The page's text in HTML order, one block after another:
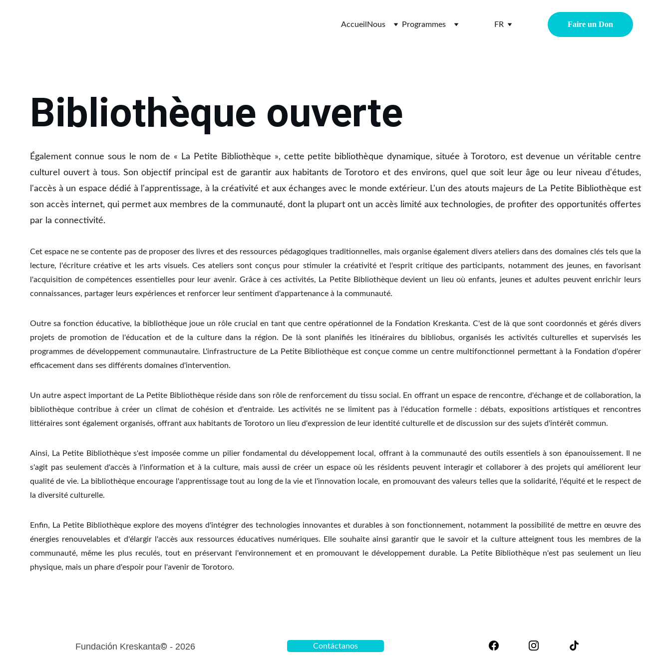
Accueil Nous Programmes FR Faire un Don
Bibliothèque ouverte
Également connue sous le nom de « La Petite Bibliothèque », cette petite bibliothèque dynamique, située à Torotoro, est devenue un véritable centre
culturel ouvert à tous. Son objectif principal est de garantir aux habitants de Torotoro et des environs, quel que soit leur âge ou leur niveau d'études,
l'accès à un espace dédié à l'apprentissage, à la créativité et aux échanges avec le monde extérieur. L'un des atouts majeurs de La Petite Bibliothèque est
son accès internet, qui permet aux membres de la communauté, dont la plupart ont un accès limité aux technologies, de profiter des opportunités offertes
par la connectivité.
Cet espace ne se contente pas de proposer des livres et des ressources pédagogiques traditionnelles, mais organise également divers ateliers dans des domaines clés tels que la
lecture, l'écriture créative et les arts visuels. Ces ateliers sont conçus pour stimuler la créativité et l'esprit critique des participants, notamment des jeunes, en favorisant
l'acquisition de compétences essentielles pour leur avenir. Grâce à ces activités, La Petite Bibliothèque devient un lieu où enfants, jeunes et adultes peuvent enrichir leurs
connaissances, partager leurs expériences et renforcer leur sentiment d'appartenance à la communauté.
Outre sa fonction éducative, la bibliothèque joue un rôle crucial en tant que centre opérationnel de la Fondation Kreskanta. C'est de là que sont coordonnés et gérés divers
projets de promotion de l'éducation et de la culture dans la région. De là sont planifiés les itinéraires du bibliobus, organisés les activités culturelles et supervisés les
programmes de développement communautaire. L'infrastructure de La Petite Bibliothèque est conçue comme un centre multifonctionnel permettant à la Fondation d'opérer
efficacement dans ses différents domaines d'intervention.
Un autre aspect important de La Petite Bibliothèque réside dans son rôle de renforcement du tissu social. En offrant un espace de rencontre, d'échange et de collaboration, la
bibliothèque contribue à créer un climat de cohésion et d'entraide. Les activités ne se limitent pas à l'éducation formelle : débats, expositions artistiques et rencontres
littéraires sont également organisés, offrant aux habitants de Torotoro un lieu d'expression de leur identité culturelle et de discussion sur des sujets d'intérêt commun.
Ainsi, La Petite Bibliothèque s'est imposée comme un pilier fondamental du développement local, offrant à la communauté des outils essentiels à son épanouissement. Il ne
s'agit pas seulement d'accès à l'information et à la culture, mais aussi de créer un espace où les résidents peuvent interagir et collaborer à des projets qui améliorent leur
qualité de vie. La bibliothèque encourage l'apprentissage tout au long de la vie et l'innovation locale, en promouvant des valeurs telles que la solidarité, l'équité et le respect de
la diversité culturelle.
Enfin, La Petite Bibliothèque explore des moyens d'intégrer des technologies innovantes et durables à son fonctionnement, notamment la possibilité de mettre en œuvre des
énergies renouvelables et d'élargir l'accès aux ressources éducatives numériques. Elle souhaite ainsi garantir que le savoir et la culture atteignent tous les membres de la
communauté, même les plus reculés, tout en préservant l'environnement et en promouvant le développement durable. La Petite Bibliothèque n'est pas seulement un lieu
physique, mais un phare d'espoir pour l'avenir de Torotoro.
Contáctanos
Fundación Kreskanta© - 2026